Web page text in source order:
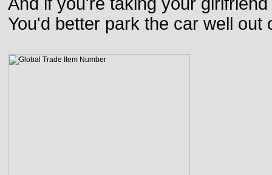
You'd better park the car well out